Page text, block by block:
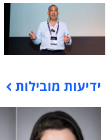
תוכן פרסומי
ידיעות מובילות